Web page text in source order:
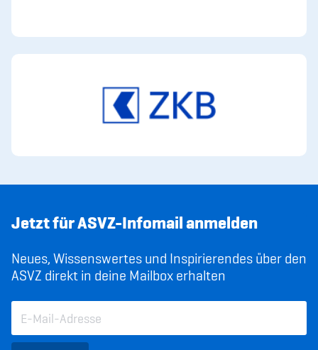
Jetzt für ASVZ-Infomail anmelden
Neues, Wissenswertes und Inspirierendes über den
ASVZ direkt in deine Mailbox erhalten